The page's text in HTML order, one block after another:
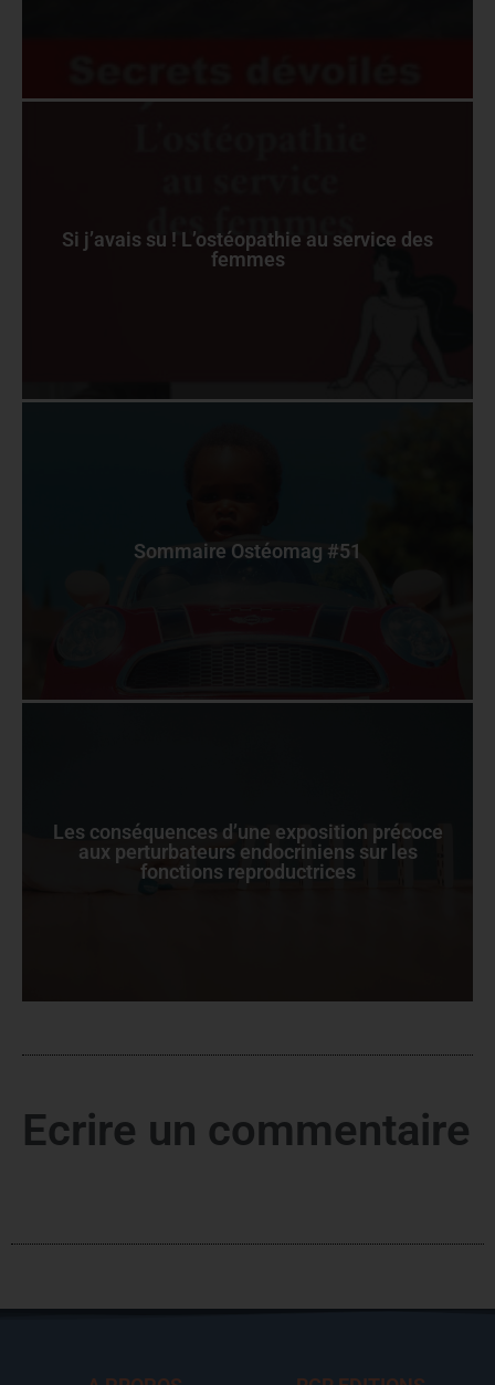
Si j’avais su ! L’ostéopathie au service des
femmes
Sommaire Ostéomag #51
Les conséquences d’une exposition précoce
aux perturbateurs endocriniens sur les
fonctions reproductrices
Ecrire un commentaire